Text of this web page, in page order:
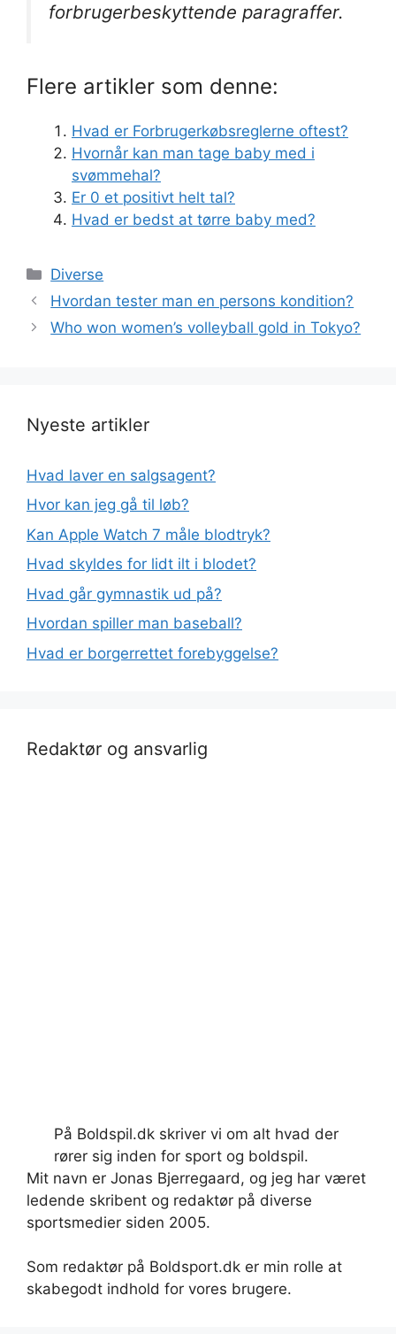
forbrugerbeskyttende paragraffer.
Flere artikler som denne:
Hvad er Forbrugerkøbsreglerne oftest?
Hvornår kan man tage baby med i
svømmehal?
Er 0 et positivt helt tal?
Hvad er bedst at tørre baby med?
Kategorier
Diverse
Hvordan tester man en persons kondition?
Who won women’s volleyball gold in Tokyo?
Nyeste artikler
Hvad laver en salgsagent?
Hvor kan jeg gå til løb?
Kan Apple Watch 7 måle blodtryk?
Hvad skyldes for lidt ilt i blodet?
Hvad går gymnastik ud på?
Hvordan spiller man baseball?
Hvad er borgerrettet forebyggelse?
Redaktør og ansvarlig
På Boldspil.dk skriver vi om alt hvad der
rører sig inden for sport og boldspil.
Mit navn er Jonas Bjerregaard, og jeg har været
ledende skribent og redaktør på diverse
sportsmedier siden 2005.
Som redaktør på Boldsport.dk er min rolle at
skabegodt indhold for vores brugere.